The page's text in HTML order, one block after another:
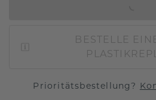
BESTELLE
Prioritätsbestellung?